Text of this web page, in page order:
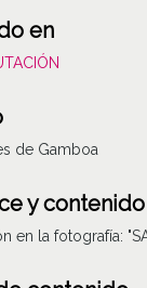
en
de Gamboa
y contenido
en la fotografía: